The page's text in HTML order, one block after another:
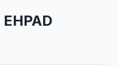
EHPAD